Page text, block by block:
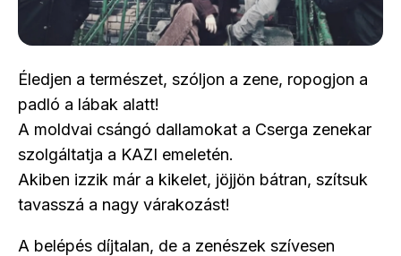
Éledjen a természet, szóljon a zene, ropogjon a
padló a lábak alatt!
A moldvai csángó dallamokat a Cserga zenekar
szolgáltatja a KAZI emeletén.
Akiben izzik már a kikelet, jöjjön bátran, szítsuk
tavasszá a nagy várakozást!
A belépés díjtalan, de a zenészek szívesen